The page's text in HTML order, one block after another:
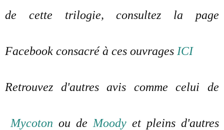
de cette trilogie, consultez la page
Facebook consacré à ces ouvrages ICI
Retrouvez d'autres avis comme celui de
Mycoton ou de Moody et pleins d'autres